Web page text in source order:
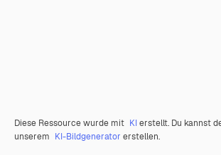
Diese Ressource wurde mit KIerstellt. Du kannst
unserem KI-Bildgenerator erstellen.